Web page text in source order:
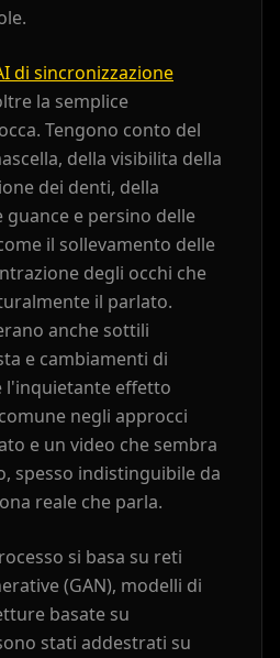
10 Doctor 01
03 Doctor 04
06 Doctor 07
09 Doctor 10
02 Teacher 03
05 Teacher 06
08 Teacher 09
Lawyer 02
04 Lawyer 05
Lawyer 08
di sincronizzazione
la semplice
Tengono conto del
della visibilita della
dei denti, della
e persino delle
il sollevamento delle
degli occhi che
il parlato.
anche sottili
e cambiamenti di
l'inquietante effetto
negli approcci
e un video che sembra
spesso indistinguibile da
reale che parla.
si basa su reti
(GAN), modelli di
basate su
stati addestrati su